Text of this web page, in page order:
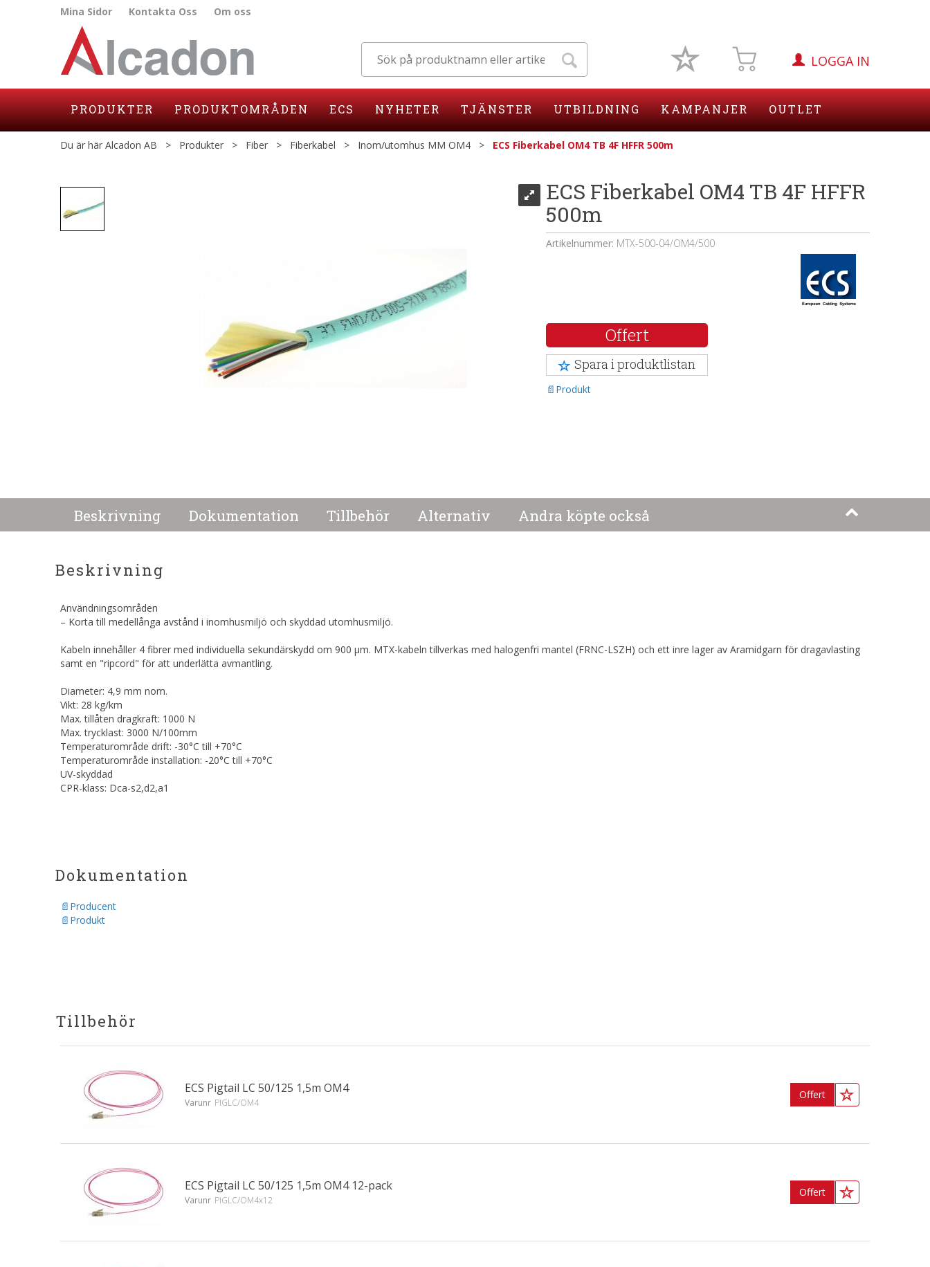
Mina Sidor Kontakta Oss Om oss
LOGGA IN
PRODUKTER PRODUKTOMRÅDEN ECS NYHETER TJÄNSTER UTBILDNING KAMPANJER OUTLET
Du är här Alcadon AB > Produkter > Fiber > Fiberkabel > Inom/utomhus MM OM4 > ECS Fiberkabel OM4 TB 4F HFFR 500m
ECS Fiberkabel OM4 TB 4F HFFR
500m
Artikelnummer: MTX-500-04/OM4/500
Offert
Spara i produktlistan
Produkt
Beskrivning Dokumentation Tillbehör Alternativ Andra köpte också
Beskrivning
Användningsområden
– Korta till medellånga avstånd i inomhusmiljö och skyddad utomhusmiljö.
Kabeln innehåller 4 fibrer med individuella sekundärskydd om 900 µm. MTX-kabeln tillverkas med halogenfri mantel (FRNC-LSZH) och ett inre lager av Aramidgarn för dragavlasting
samt en "ripcord" för att underlätta avmantling.
Diameter: 4,9 mm nom.
Vikt: 28 kg/km
Max. tillåten dragkraft: 1000 N
Max. trycklast: 3000 N/100mm
Temperaturområde drift: -30°C till +70°C
Temperaturområde installation: -20°C till +70°C
UV-skyddad
CPR-klass: Dca-s2,d2,a1
Dokumentation
Producent
Produkt
Tillbehör
ECS Pigtail LC 50/125 1,5m OM4
Varunr PIGLC/OM4
Offert
ECS Pigtail LC 50/125 1,5m OM4 12-pack
Varunr PIGLC/OM4x12
Offert